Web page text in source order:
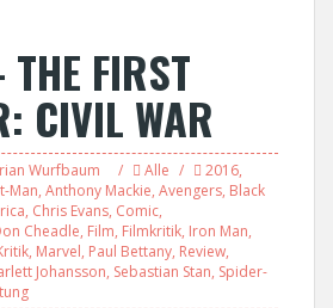
FIRST
CIVIL WAR
Wurfbaum Alle 2016,
Man, Anthony Mackie, Avengers, Black
, Chris Evans, Comic,
Cheadle, Film, Filmkritik, Iron Man,
, Marvel, Paul Bettany, Review,
Johansson, Sebastian Stan, Spider-